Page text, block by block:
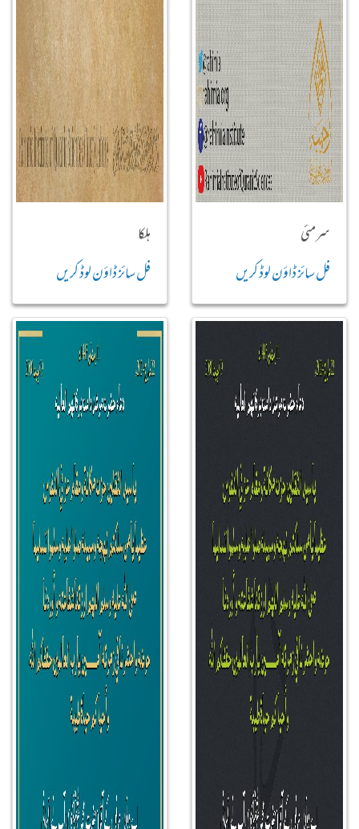
سرمئی
فل سائز ڈاؤن لوڈ کریں
ہلکا
فل سائز ڈاؤن لوڈ کریں